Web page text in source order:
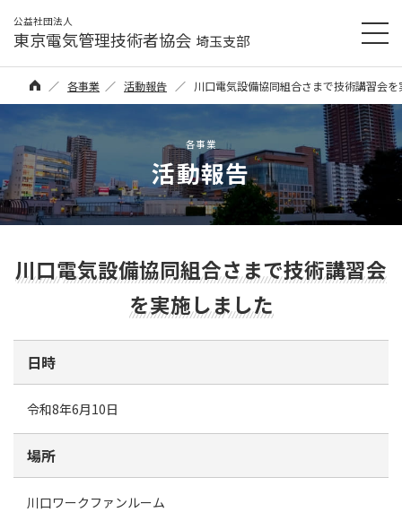
公益社団法人
東京電気管理技術者協会 埼玉支部
各事業 活動報告 川口電気設備協同組合さまで技術講習会
各事業
活動報告
川口電気設備協同組合さまで技術講習会
を実施しました
日時
令和8年6月10日
場所
川口ワークファンルーム